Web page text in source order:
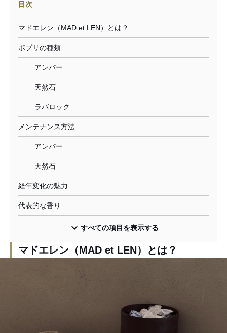
目次
マドエレン（MAD et LEN）とは？
ポプリの種類
アンバー
天然石
ラバロック
メンテナンス方法
アンバー
天然石
経年変化の魅力
代表的な香り
すべての項目を表示する
マドエレン（MAD et LEN）とは？